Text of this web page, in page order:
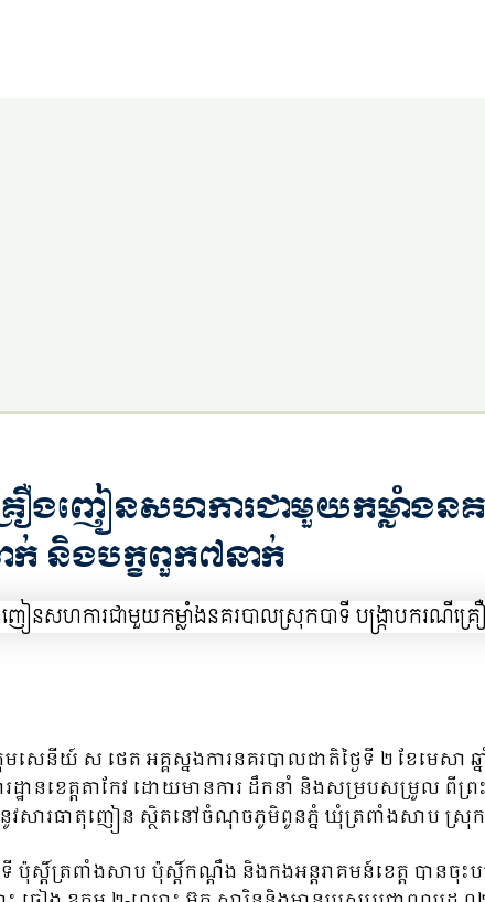
រឿងញៀនសហការជាមួយកម្លាំងន
ក់ និងបក្ខពួក៧នាក់
មសេនីយ៍ ស ថេត អគ្គស្នងការនគរបាលជាតិថ្ងៃទី ២ ខែមេសា
ខេត្តតាកែវ ដោយមានការ ដឹកនាំ និងសម្របសម្រួល ពីព្រះរា
ារធាតុញៀន ស្ថិតនៅចំណុចភូមិពូនភ្នំ ឃុំត្រពាំងសាប ស្រុកប
ទី ប៉ុស្តិ៍ត្រពាំងសាប ប៉ុស្តិ៍កណ្ដឹង និងកងអន្តរាគមន៍ខេត្ត បា